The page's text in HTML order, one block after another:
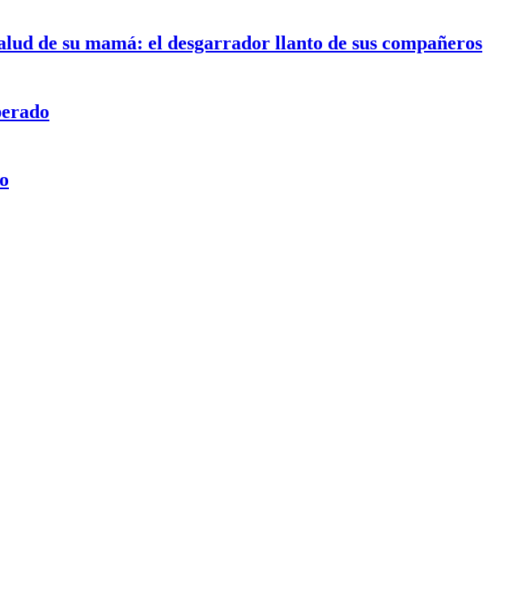
de su mamá: el desgarrador llanto de sus compañeros